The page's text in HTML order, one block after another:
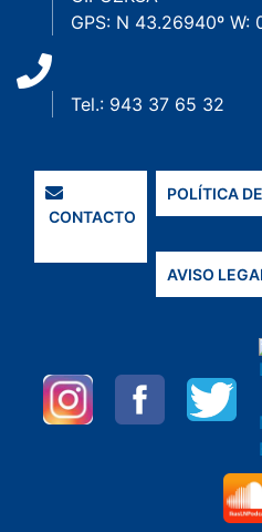
GPS: N 43.26940º W:
Tel.: 943 37 65 32
CONTACTO
POLÍTICA
AVISO